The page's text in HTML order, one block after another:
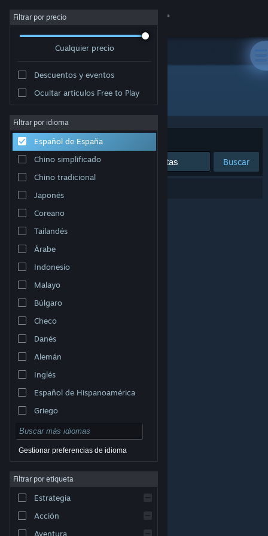
Iniciar sesión
Acerca de
Soporte
Cambiar idioma
Descargar Steam Mobile
Ver versión clásica
© Valve Corporation. Todos los derechos reservados.
respectivos dueños en EE. UU. y otros países.
Acuerdo de Suscriptor a Steam
Cookies
Filtrar por precio
Cualquier precio
Descuentos y eventos
Ocultar artículos Free to Play
Filtrar por idioma
Español de España
Chino simplificado
Chino tradicional
Japonés
Coreano
Tailandés
Árabe
Indonesio
Malayo
Búlgaro
Checo
Danés
Alemán
Inglés
Español de Hispanoamérica
Griego
Gestionar preferencias de idioma
Filtrar por etiqueta
Estrategia
Acción
Aventura
Desarrollador: Petrolhead software
Ordenar por Relevancia
Buscar